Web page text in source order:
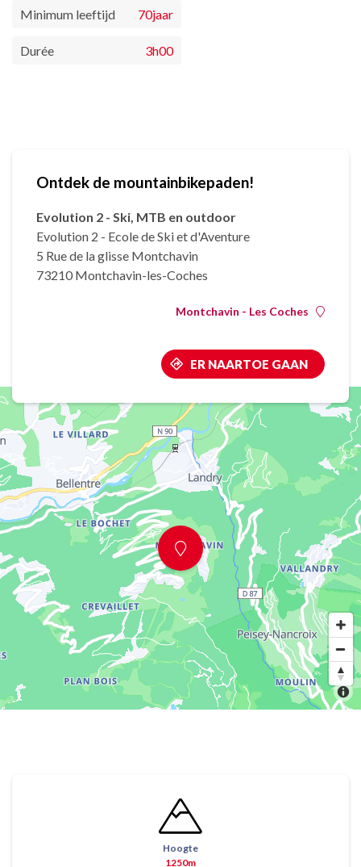
Minimum leeftijd 70jaar
Durée 3h00
Ontdek de mountainbikepaden!
Evolution 2 - Ski, MTB en outdoor
Evolution 2 - Ecole de Ski et d'Aventure
5 Rue de la glisse Montchavin
73210 Montchavin-les-Coches
Montchavin - Les Coches
ER NAARTOE GAAN
Hoogte
1250m